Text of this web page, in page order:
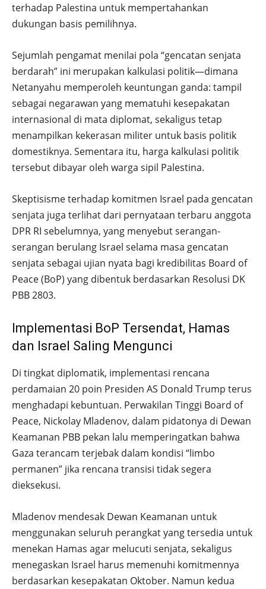
terhadap Palestina untuk mempertahankan
dukungan basis pemilihnya.
Sejumlah pengamat menilai pola “gencatan senjata
berdarah” ini merupakan kalkulasi politik—dimana
Netanyahu memperoleh keuntungan ganda: tampil
sebagai negarawan yang mematuhi kesepakatan
internasional di mata diplomat, sekaligus tetap
menampilkan kekerasan militer untuk basis politik
domestiknya. Sementara itu, harga kalkulasi politik
tersebut dibayar oleh warga sipil Palestina.
Skeptisisme terhadap komitmen Israel pada gencatan
senjata juga terlihat dari pernyataan terbaru anggota
DPR RI sebelumnya, yang menyebut serangan-
serangan berulang Israel selama masa gencatan
senjata sebagai ujian nyata bagi kredibilitas Board of
Peace (BoP) yang dibentuk berdasarkan Resolusi DK
PBB 2803.
Implementasi BoP Tersendat, Hamas
dan Israel Saling Mengunci
Di tingkat diplomatik, implementasi rencana
perdamaian 20 poin Presiden AS Donald Trump terus
menghadapi kebuntuan. Perwakilan Tinggi Board of
Peace, Nickolay Mladenov, dalam pidatonya di Dewan
Keamanan PBB pekan lalu memperingatkan bahwa
Gaza terancam terjebak dalam kondisi “limbo
permanen” jika rencana transisi tidak segera
dieksekusi.
Mladenov mendesak Dewan Keamanan untuk
menggunakan seluruh perangkat yang tersedia untuk
menekan Hamas agar melucuti senjata, sekaligus
menegaskan Israel harus memenuhi komitmennya
berdasarkan kesepakatan Oktober. Namun kedua